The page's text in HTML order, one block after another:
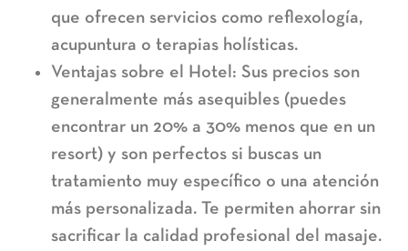
que ofrecen servicios como reflexología,
acupuntura o terapias holísticas.
Ventajas sobre el Hotel: Sus precios son
generalmente más asequibles (puedes
encontrar un 20% a 30% menos que en un
resort) y son perfectos si buscas un
tratamiento muy específico o una atención
más personalizada. Te permiten ahorrar sin
sacrificar la calidad profesional del masaje.